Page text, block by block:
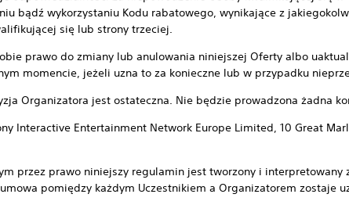
bądź wykorzystaniu Kodu rabatowego, wynikające z
się lub strony trzeciej.
prawo do zmiany lub anulowania niniejszej Oferty albo
momencie, jeżeli uzna to za konieczne lub w przypadku
Organizatora jest ostateczna. Nie będzie prowadzona żadna
Interactive Entertainment Network Europe Limited, 10 Great
przez prawo niniejszy regulamin jest tworzony i
pomiędzy każdym Uczestnikiem a Organizatorem zostaje